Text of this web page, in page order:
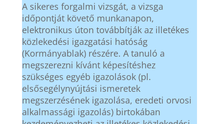
A sikeres forgalmi vizsgát, a vizsga
időpontját követő munkanapon,
elektronikus úton továbbítják az illetékes
közlekedési igazgatási hatóság
(Kormányablak) részére. A tanuló a
megszerezni kívánt képesítéshez
szükséges egyéb igazolások (pl.
elsősegélynyújtási ismeretek
megszerzésének igazolása, eredeti orvosi
alkalmassági igazolás) birtokában